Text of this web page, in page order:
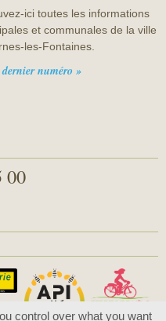
ici toutes les informations
et communales de la ville
les-Fontaines.
numéro »
00
control over what you want